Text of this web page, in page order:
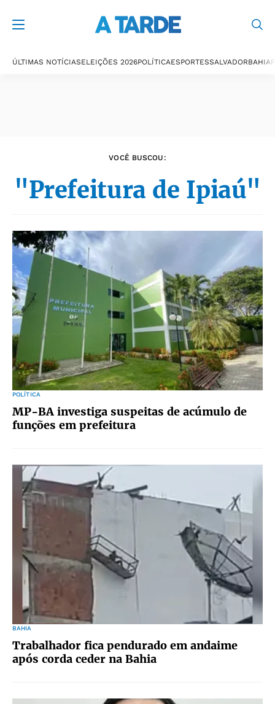
ÚLTIMAS NOTÍCIASELEIÇÕES 2026POLÍTICAESPORTESSALVADORBAHIA
VOCÊ BUSCOU:
"Prefeitura de Ipiaú"
POLÍTICA
MP-BA investiga suspeitas de acúmulo de
funções em prefeitura
BAHIA
Trabalhador fica pendurado em andaime
após corda ceder na Bahia